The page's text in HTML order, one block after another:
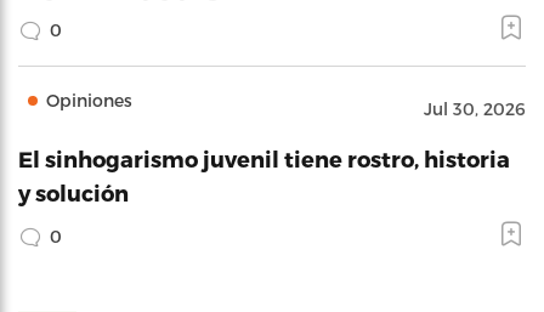
0
Opiniones Jul 30, 2026
El sinhogarismo juvenil tiene rostro, historia
y solución
0